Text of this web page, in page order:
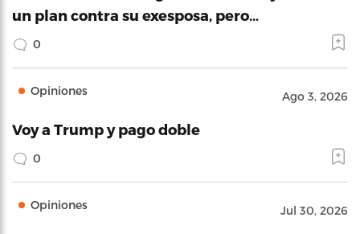
un plan contra su exesposa, pero…
0
Opiniones Ago 3, 2026
Voy a Trump y pago doble
0
Opiniones Jul 30, 2026